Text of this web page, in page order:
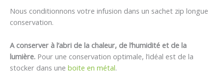
Nous conditionnons votre infusion dans un sachet zip longue
conservation.
A conserver à l’abri de la chaleur, de l’humidité et de la
lumière. Pour une conservation optimale, l’idéal est de la
stocker dans une boite en métal.